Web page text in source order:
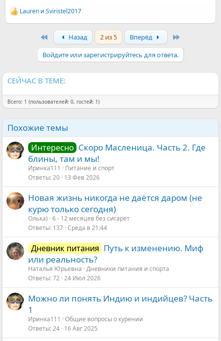
Р
е
Lauren и Sviristel2017
Назад 2 из 5 Вперёд
Войдите или зарегистрируйтесь для ответа.
СЕЙЧАС В ТЕМЕ:
Всего: 1 (пользователей: 0, гостей: 1)
Похожие темы
Интересно Скоро Масленица. Часть 2. Где
блины, там и мы!
Иринка111
Питание и спорт
Ответы 20 13 Фев 2026
Новая жизнь никогда не даётся даром (не
курю только сегодня)
Олька) 6 - 12 месяцев без сигарет
Ответы 137 Среда в 21:44
Дневник питания Путь к изменению. Миф
или реальность?
Наталья Юрьевна Дневники питания и спорта
Ответы 72 24 Июл 2026
Можно ли понять Индию и индийцев? Часть
1
Иринка111
Общие вопросы о курении
Ответы 24 16 Авг 2025